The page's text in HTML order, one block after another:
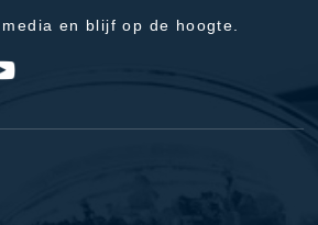
en blijf op de hoogte.